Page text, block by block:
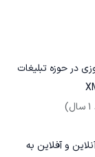
در حوزه تبلیغات
و آفلاین به